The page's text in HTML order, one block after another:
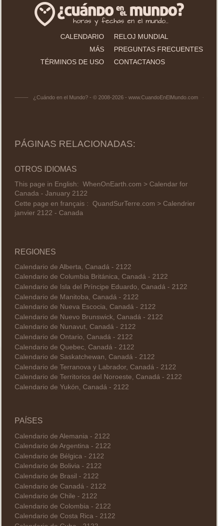
CALENDARIO
RELOJ MUNDIAL
MÁS
PREGUNTAS FRECUENTES
TÉRMINOS DE USO
CONTACTANOS
¿Cuándo en el Mundo? - © 2008-2026 - www.CuandoEnElMundo.com
PÁGINAS RELACIONADAS:
OTROS IDIOMAS
This page in English: WhenOnEarth.com > Calendar for
Canada - January 2122
Cette page en français : QuandSurTerre.com > Calendrier
janvier 2122 - Canada
REGIONES
Calendario de Alberta, Canadá - 2122
Calendario de Columbia Británica, Canadá - 2122
Calendario de Isla del Príncipe Eduardo, Canadá - 2122
Calendario de Manitoba, Canadá - 2122
Calendario de Nueva Escocia, Canadá - 2122
Calendario de Nuevo Brunswick, Canadá - 2122
Calendario de Nunavut, Canadá - 2122
Calendario de Ontario, Canadá - 2122
Calendario de Quebec, Canadá - 2122
Calendario de Saskatchewan, Canadá - 2122
Calendario de Terranova y Labrador, Canadá - 2122
Calendario de Territorios del Noroeste, Canadá - 2122
Calendario de Yukón, Canadá - 2122
PAÍSES
Calendario de Alemania - 2122
Calendario de Argentina - 2122
Calendario de Bélgica - 2122
Calendario de Bolivia - 2122
Calendario de Brasil - 2122
Calendario de Canadá - 2122
Calendario de Chile - 2122
Calendario de Colombia - 2122
Calendario de Costa Rica - 2122